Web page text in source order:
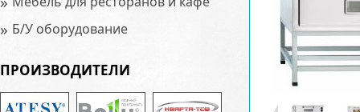
» Б/У оборудование
ПРОИЗВОДИТЕЛИ